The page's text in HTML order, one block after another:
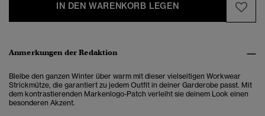
IN DEN WARENKORB LEGEN
Anmerkungen der Redaktion
Bleibe den ganzen Winter über warm mit dieser vielseitigen Workwear
Strickmütze, die garantiert zu jedem Outfit in deiner Garderobe passt. Mit
dem kontrastierenden Markenlogo-Patch verleiht sie deinem Look einen
besonderen Akzent.